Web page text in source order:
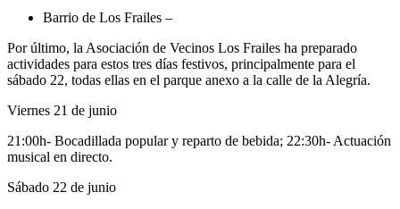
Barrio de Los Frailes –
Por último, la Asociación de Vecinos Los Frailes ha preparado
actividades para estos tres días festivos, principalmente para el
sábado 22, todas ellas en el parque anexo a la calle de la Alegría.
Viernes 21 de junio
21:00h- Bocadillada popular y reparto de bebida; 22:30h- Actuación
musical en directo.
Sábado 22 de junio